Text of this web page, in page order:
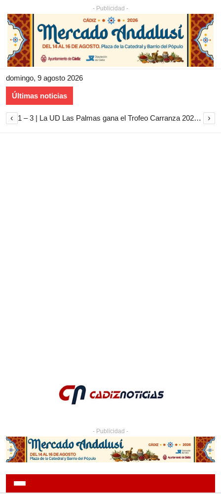
- Publicidad -
domingo, 9 agosto 2026
Últimas noticias
‹ 1 – 3 | La UD Las Palmas gana el Trofeo Carranza 2026 tras imponerse al Cádiz CF ›
- Publicidad -